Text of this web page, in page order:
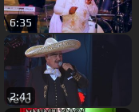
6:35
2:41